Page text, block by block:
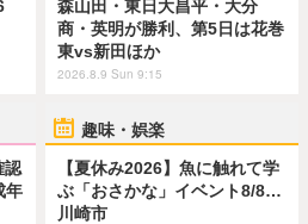
森山田・東日大昌平・大分
商・英明が勝利、第5日は花巻
東vs新田ほか
2026.8.9 Sun 9:15
認
年
趣味・娯楽
【夏休み2026】魚に触れて学
ぶ「おさかな」イベント8/8…
川崎市